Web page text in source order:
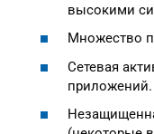
высокими
Множество
Сетевая
приложений.